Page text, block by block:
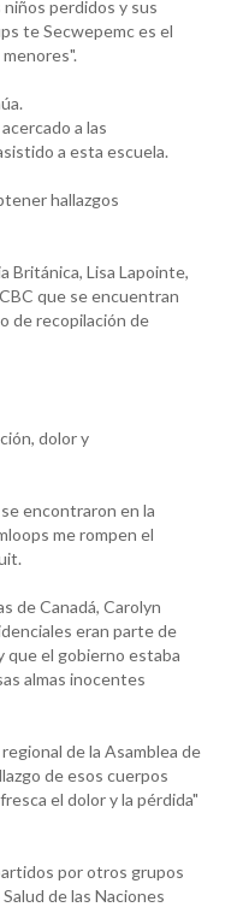
perdidos y sus
te Secwepemc es el
a las
a esta escuela.
hallazgos
Británica, Lisa Lapointe,
que se encuentran
de recopilación de
dolor y
encontraron en la
me rompen el
de Canadá, Carolyn
eran parte de
que el gobierno estaba
almas inocentes
de la Asamblea de
de esos cuerpos
el dolor y la pérdida"
por otros grupos
de las Naciones